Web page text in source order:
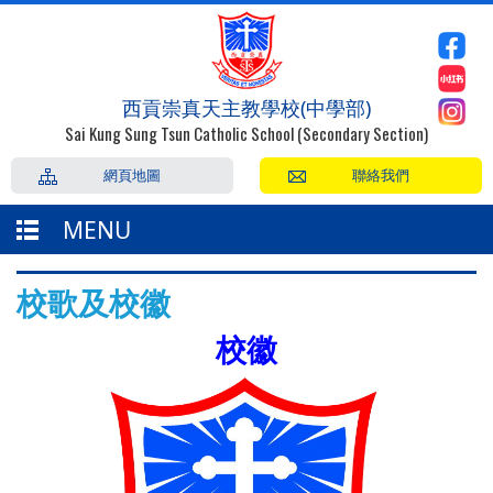
西貢崇真天主教學校(中學部)
Sai Kung Sung Tsun Catholic School (Secondary Section)
聯絡我們
網頁地圖
MENU
校歌及校徽
校徽